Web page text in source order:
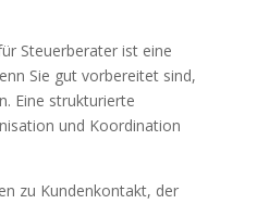
Steuerberater ist eine
Sie gut vorbereitet sind,
Eine strukturierte
und Koordination
zu Kundenkontakt, der